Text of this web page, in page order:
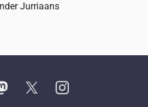
Jurriaans